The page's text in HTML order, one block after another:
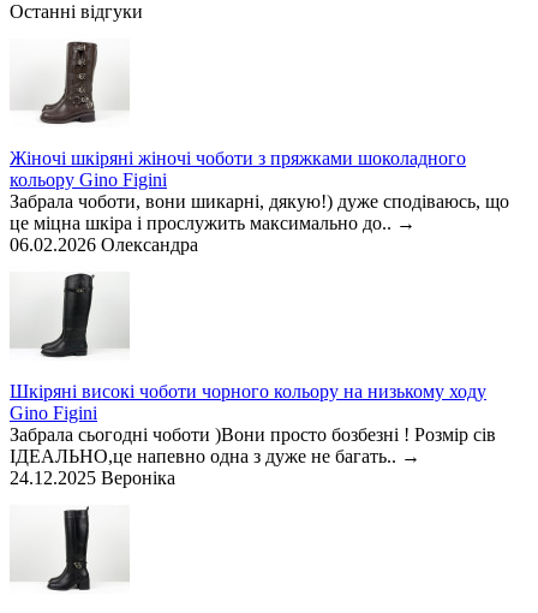
Останні відгуки
Жіночі шкіряні жіночі чоботи з пряжками шоколадного
кольору Gino Figini
Забрала чоботи, вони шикарні, дякую!) дуже сподіваюсь, що
це міцна шкіра і прослужить максимально до.. →
06.02.2026 Олександра
Шкіряні високі чоботи чорного кольору на низькому ходу
Gino Figini
Забрала сьогодні чоботи )Вони просто бозбезні ! Розмір сів
ІДЕАЛЬНО,це напевно одна з дуже не багать.. →
24.12.2025 Вероніка